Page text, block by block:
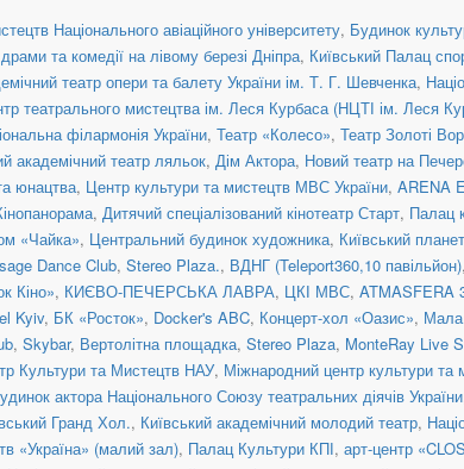
Національного авіаційного університету, Будинок
та комедії на лівому березі Дніпра, Київський Палац
театр опери та балету України ім. Т. Г. Шевченка,
театрального мистецтва ім. Леся Курбаса (НЦТІ ім. Леся
філармонія України, Театр «Колесо», Театр Золоті
академічний театр ляльок, Дім Актора, Новий театр на
юнацтва, Центр культури та мистецтв МВС України, ARENA
, Дитячий спеціалізований кінотеатр Старт, Палац
«Чайка», Центральний будинок художника, Київський
Dance Club, Stereo Plaza., ВДНГ (Teleport360,10 павільйон),
Кіно», КИЄВО-ПЕЧЕРСЬКА ЛАВРА, ЦКІ МВС, ATMASFERA
Kyiv, БК «Росток», Docker's ABC, Концерт-хол «Оазис»,
, Skybar, Вертолітна площадка, Stereo Plaza, MonteRay Live
Культури та Мистецтв НАУ, Міжнародний центр культури
актора Національного Союзу театральних діячів України
Гранд Хол., Київський академічний молодий театр,
«Україна» (малий зал), Палац Культури КПІ, арт-центр